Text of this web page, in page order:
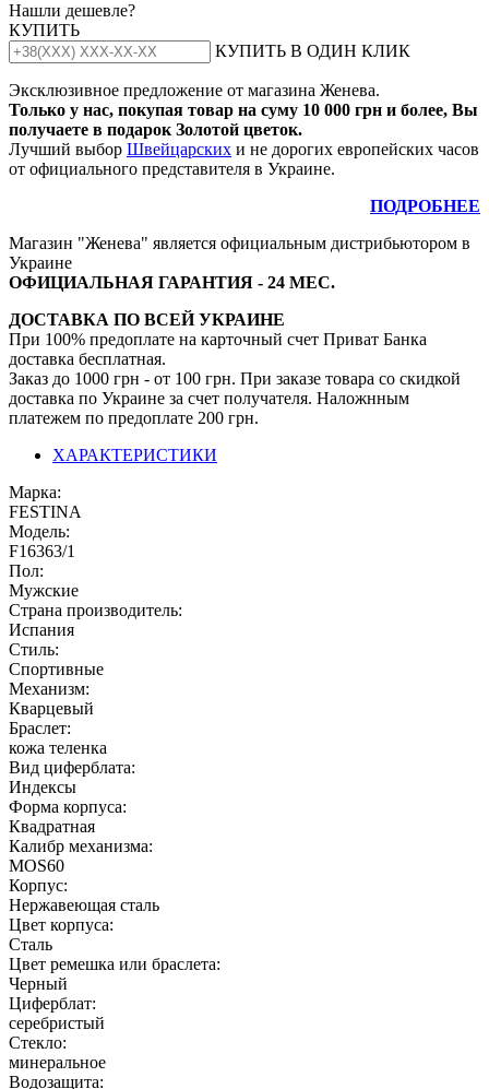
Нашли дешевле?
КУПИТЬ
КУПИТЬ В ОДИН КЛИК
Эксклюзивное предложение от магазина Женева.
Только у нас, покупая товар на суму 10 000 грн и более, Вы
получаете в подарок Золотой цветок.
Лучший выбор Швейцарских и не дорогих европейских часов
от официального представителя в Украине.
ПОДРОБНЕЕ
Магазин "Женева" является официальным дистрибьютором в
Украине
ОФИЦИАЛЬНАЯ ГАРАНТИЯ - 24 МЕС.
ДОСТАВКА ПО ВСЕЙ УКРАИНЕ
При 100% предоплате на карточный счет Приват Банка
доставка бесплатная.
Заказ до 1000 грн - от 100 грн. При заказе товара со скидкой
доставка по Украине за счет получателя. Наложнным
платежем по предоплате 200 грн.
ХАРАКТЕРИСТИКИ
Марка:
FESTINA
Модель:
F16363/1
Пол:
Мужские
Страна производитель:
Испания
Стиль:
Спортивные
Механизм:
Кварцевый
Браслет:
кожа теленка
Вид циферблата:
Индексы
Форма корпуса:
Квадратная
Калибр механизма:
MOS60
Корпус:
Нержавеющая cталь
Цвет корпуса:
Сталь
Цвет ремешка или браслета:
Черный
Циферблат:
серебристый
Стекло:
минеральное
Водозащита: